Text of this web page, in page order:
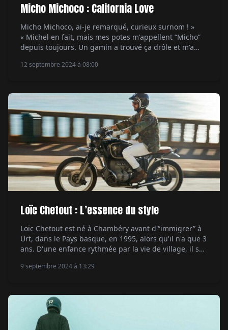
Micho Michoco : California Love
Micho Michoco, ai-je remarqué, curieux surnom ! »
« Michel en fait, mais mes potes m'appellent “Micho”
depuis toujours. Un gamin a trouvé ça drôle et m'a
lui demande comment tout a commencé, il me parle
12 septembre 2024 à 08:00
Loïc Chetout : L’essence du style
Loïc Chetout est né à Chambéry avant d'“immigrer” à
Urt, dans le Pays basque, en 1995, alors qu'il n'a que 3
ans. D'une enfance rythmée par la vie de village, il se
marches de l'église avec un BMX. À 13 ans, encouragé
9 septembre 2024 à 13:29